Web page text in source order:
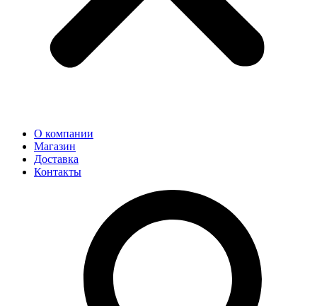
О компании
Магазин
Доставка
Контакты